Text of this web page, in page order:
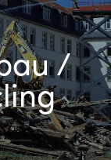
/